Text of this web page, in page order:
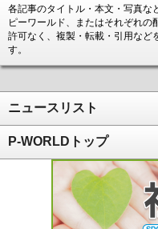
各記事のタイトル・本文・写真な
ピーワールド、またはそれぞれの
許可なく、複製・転載・引用など
す。
ニュースリスト
P-WORLDトップ